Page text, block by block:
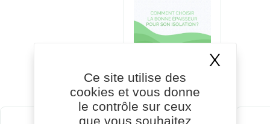
LIRE
Ce site utilise des
cookies et vous donne
le contrôle sur ceux
que vous souhaitez
X